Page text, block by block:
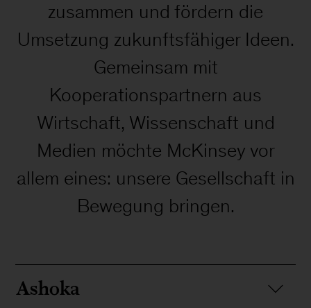
zusammen und fördern die
Umsetzung zukunftsfähiger Ideen.
Gemeinsam mit
Kooperationspartnern aus
Wirtschaft, Wissenschaft und
Medien möchte McKinsey vor
allem eines: unsere Gesellschaft in
Bewegung bringen.
Ashoka